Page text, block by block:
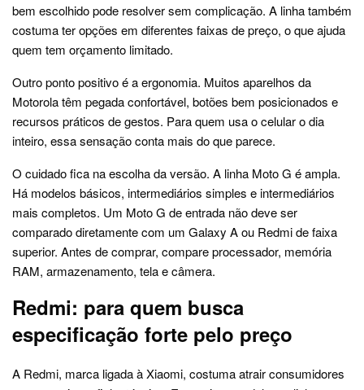
bem escolhido pode resolver sem complicação. A linha também
costuma ter opções em diferentes faixas de preço, o que ajuda
quem tem orçamento limitado.
Outro ponto positivo é a ergonomia. Muitos aparelhos da
Motorola têm pegada confortável, botões bem posicionados e
recursos práticos de gestos. Para quem usa o celular o dia
inteiro, essa sensação conta mais do que parece.
O cuidado fica na escolha da versão. A linha Moto G é ampla.
Há modelos básicos, intermediários simples e intermediários
mais completos. Um Moto G de entrada não deve ser
comparado diretamente com um Galaxy A ou Redmi de faixa
superior. Antes de comprar, compare processador, memória
RAM, armazenamento, tela e câmera.
Redmi: para quem busca
especificação forte pelo preço
A Redmi, marca ligada à Xiaomi, costuma atrair consumidores